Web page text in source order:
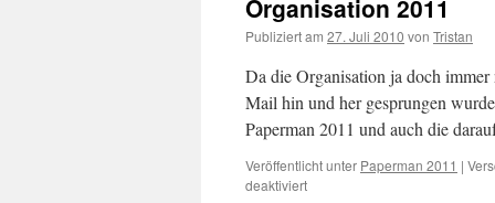
Organisation 2011
Publiziert am 27. Juli 2010 von Tristan
Da die Organisation ja doch
Mail hin und her gesprungen
Paperman 2011 und auch die
Veröffentlicht unter Paperman 2011 |
deaktiviertfür